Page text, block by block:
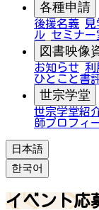
各種申請
後援名義 見
ル セミナー
図書映像
お知らせ 利
ひとこと書
世宗学堂
世宗学堂紹
師プロフィ
日本語
한국어
イベント応